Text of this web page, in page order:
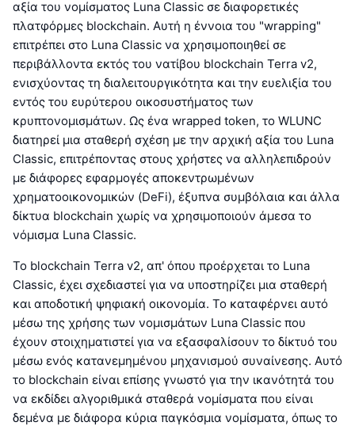
αξία του νομίσματος Luna Classic σε διαφορετικές
πλατφόρμες blockchain. Αυτή η έννοια του "wrapping"
επιτρέπει στο Luna Classic να χρησιμοποιηθεί σε
περιβάλλοντα εκτός του νατίβου blockchain Terra v2,
ενισχύοντας τη διαλειτουργικότητα και την ευελιξία του
εντός του ευρύτερου οικοσυστήματος των
κρυπτονομισμάτων. Ως ένα wrapped token, το WLUNC
διατηρεί μια σταθερή σχέση με την αρχική αξία του Luna
Classic, επιτρέποντας στους χρήστες να αλληλεπιδρούν
με διάφορες εφαρμογές αποκεντρωμένων
χρηματοοικονομικών (DeFi), έξυπνα συμβόλαια και άλλα
δίκτυα blockchain χωρίς να χρησιμοποιούν άμεσα το
νόμισμα Luna Classic.
Το blockchain Terra v2, απ' όπου προέρχεται το Luna
Classic, έχει σχεδιαστεί για να υποστηρίζει μια σταθερή
και αποδοτική ψηφιακή οικονομία. Το καταφέρνει αυτό
μέσω της χρήσης των νομισμάτων Luna Classic που
έχουν στοιχηματιστεί για να εξασφαλίσουν το δίκτυό του
μέσω ενός κατανεμημένου μηχανισμού συναίνεσης. Αυτό
το blockchain είναι επίσης γνωστό για την ικανότητά του
να εκδίδει αλγοριθμικά σταθερά νομίσματα που είναι
δεμένα με διάφορα κύρια παγκόσμια νομίσματα, όπως το